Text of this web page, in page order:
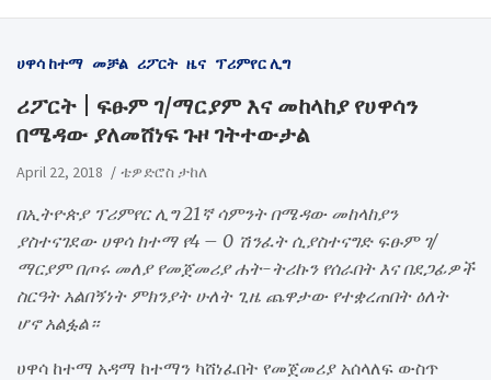
ሀዋሳ ከተማ መቻል ሪፖርት ዜና ፕሪምየር ሊግ
ሪፖርት | ፍፁም ገ/ማርያም እና መከላከያ የሀዋሳን
በሜዳው ያለመሸነፍ ጉዞ ገትተውታል
April 22, 2018 ቴዎድሮስ ታከለ
በኢትዮጵያ ፕሪምየር ሊግ 21ኛ ሳምንት በሜዳው መከላከያን
ያስተናገደው ሀዋሳ ከተማ የ4 – 0 ሽንፈት ሲያስተናግድ ፍፁም ገ/
ማርያም በጦሩ መለያ የመጀመሪያ ሐት-ትሪኩን የሰራበት እና በደጋፊዎች
ስርዓት አልበኝነት ምክንያት ሁለት ጊዜ ጨዋታው የተቋረጠበት ዕለት
ሆኖ አልፏል።
ሀዋሳ ከተማ አዳማ ከተማን ካሸነፈበት የመጀመሪያ አሰላለፍ ውስጥ